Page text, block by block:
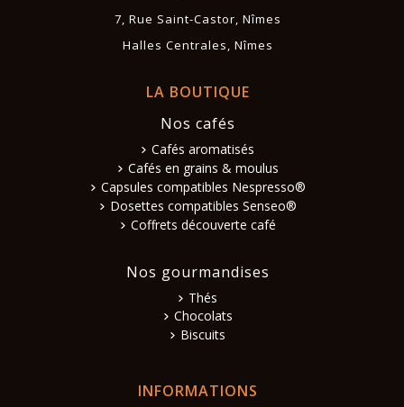
7, Rue Saint-Castor, Nîmes
Halles Centrales, Nîmes
LA BOUTIQUE
Nos cafés
Cafés aromatisés
Cafés en grains & moulus
Capsules compatibles Nespresso®
Dosettes compatibles Senseo®
Coffrets découverte café
Nos gourmandises
Thés
Chocolats
Biscuits
INFORMATIONS